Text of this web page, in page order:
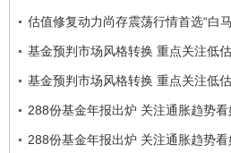
估值修复动力尚存震荡行情首选“白
基金预判市场风格转换 重点关注低
基金预判市场风格转换 重点关注低
288份基金年报出炉 关注通胀趋势
288份基金年报出炉 关注通胀趋势